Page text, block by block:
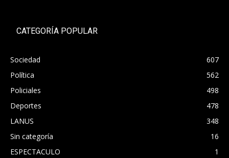
CATEGORÍA POPULAR
Sociedad
607
Política
562
Policiales
498
Deportes
478
LANUS
348
Sin categoría
16
ESPECTACULO
1